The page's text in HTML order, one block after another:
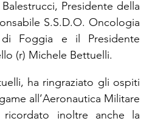
Presidente della
S.S.D.O. Oncologia
di Foggia e il Presidente
(r) Michele Bettuelli.
ha ringraziato gli ospiti
all’Aeronautica Militare
ricordato inoltre anche la